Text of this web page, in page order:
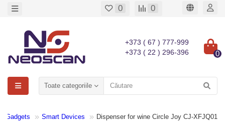
0 0
+373 ( 67 ) 777-999
+373 ( 22 ) 296-396
0
Toate categoriile
Gadgets Smart Devices Dispenser for wine Circle Joy CJ-XFJQ01